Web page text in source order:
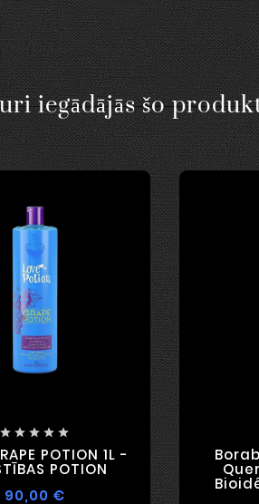
iegādājās šo
    
POTION 1L -
POTION
90,00 €